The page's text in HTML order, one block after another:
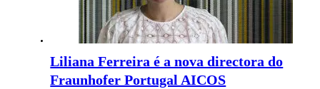
Liliana Ferreira é a nova directora do
Fraunhofer Portugal AICOS